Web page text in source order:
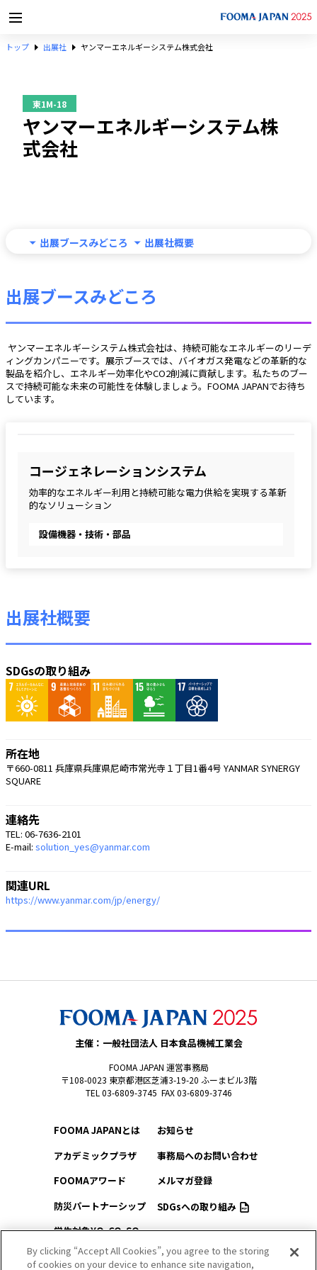
トップ 出展社 ヤンマーエネルギーシステム株式会社
東1M-18
ヤンマーエネルギーシステム株
式会社
出展ブースみどころ 出展社概要
出展ブースみどころ
ィングカンパニーです。展示ブースでは、バイオガス発電などの革新的な
製品を紹介し、エネルギー効率化やCO2削減に貢献します。私たちのブー
スで持続可能な未来の可能性を体験しましょう。FOOMA JAPANでお待ち
しています。
コージェネレーションシステム
効率的なエネルギー利用と持続可能な電力供給を実現する革新
的なソリューション
設備機器・技術・部品
出展社概要
SDGsの取り組み
所在地
〒660-0811 兵庫県兵庫県尼崎市常光寺１丁目1番4号 YANMAR SYNERGY
SQUARE
連絡先
TEL: 06-7636-2101
E-mail: solution_yes@yanmar.com
関連URL
https://www.yanmar.com/jp/energy/
主催：一般社団法人 日本食品機械工業会
FOOMA JAPAN 運営事務局
〒108-0023 東京都港区芝浦3-19-20 ふーまビル3階
TEL 03-6809-3745 FAX 03-6809-3746
FOOMA JAPANとは
アカデミックプラザ
FOOMAアワード
防災パートナーシップ
学生対象YO-CO-SO
（ようこそ）FOOMA
お知らせ
事務局へのお問い合わせ
メルマガ登録
SDGsへの取り組み
プライバシーポリシー
By clicking “Accept All Cookies”, you agree to the storing
of cookies on your device to enhance site navigation,